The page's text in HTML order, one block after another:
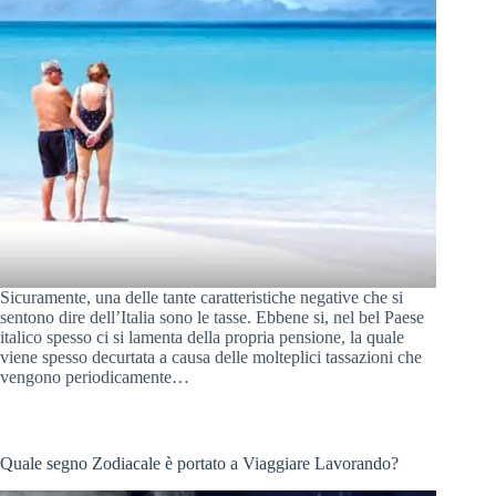
Sicuramente, una delle tante caratteristiche negative che si
sentono dire dell’Italia sono le tasse. Ebbene si, nel bel Paese
italico spesso ci si lamenta della propria pensione, la quale
viene spesso decurtata a causa delle molteplici tassazioni che
vengono periodicamente…
Quale segno Zodiacale è portato a Viaggiare Lavorando?